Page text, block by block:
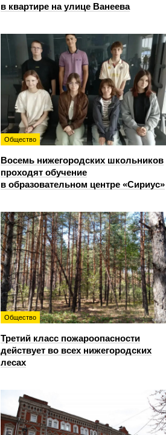
в квартире на улице Ванеева
Общество
Восемь нижегородских школьников
проходят обучение
в образовательном центре «Сириус»
Общество
Третий класс пожароопасности
действует во всех нижегородских
лесах